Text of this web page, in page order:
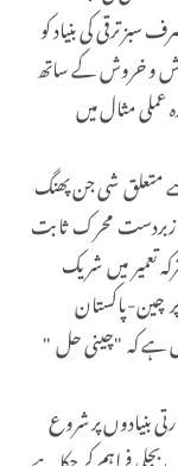
ترقی کی بنیاد کو
و خروش کے ساتھ
عملی مثال میں
متعلق شی جن پھنگ
محرک ثابت
تعمیر میں شریک
چین-پاکستان
ہے کہ "چینی حل "
جو ستمبر 2024 میں تجارتی بنیادوں پر شروع